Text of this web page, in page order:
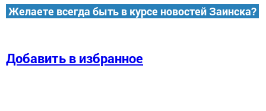
Желаете всегда быть в курсе новостей Заинска?
Добавить в избранное